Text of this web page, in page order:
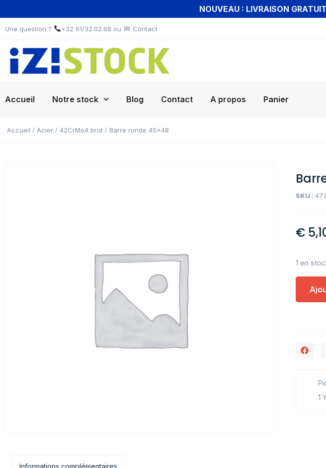
NOUVEAU : LIVRAISON
Une question ? +32 61/32.02.68 ou Contact
Accueil Notre stock Blog Contact A propos Panier
Accueil / Acier / 42CrMo4 brut / Barre ronde 45×48
SKU :
€
1 en
1